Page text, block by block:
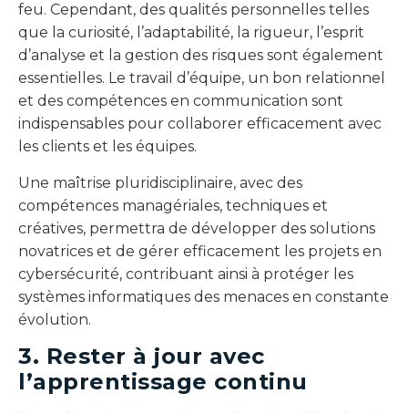
feu. Cependant, des qualités personnelles telles
que la curiosité, l’adaptabilité, la rigueur, l’esprit
d’analyse et la gestion des risques sont également
essentielles. Le travail d’équipe, un bon relationnel
et des compétences en communication sont
indispensables pour collaborer efficacement avec
les clients et les équipes.
Une maîtrise pluridisciplinaire, avec des
compétences managériales, techniques et
créatives, permettra de développer des solutions
novatrices et de gérer efficacement les projets en
cybersécurité, contribuant ainsi à protéger les
systèmes informatiques des menaces en constante
évolution.
3. Rester à jour avec
l’apprentissage continu